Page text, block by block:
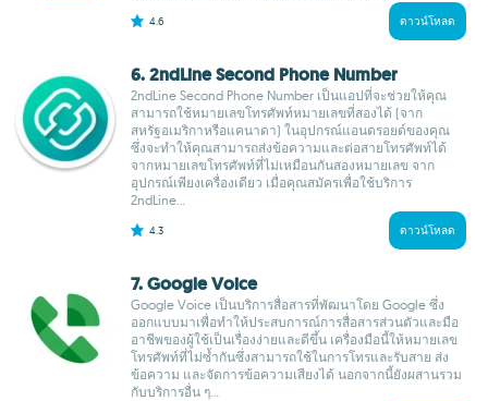
4.6 ดาวน์โหลด
6. 2ndLine Second Phone Number
2ndLine Second Phone Number เป็นแอปที่จะช่วยให้คุณ
สามารถใช้หมายเลขโทรศัพท์หมายเลขที่สองได้ (จาก
สหรัฐอเมริกาหรือแคนาดา) ในอุปกรณ์แอนดรอยด์ของคุณ
ซึ่งจะทำให้คุณสามารถส่งข้อความและต่อสายโทรศัพท์ได้
จากหมายเลขโทรศัพท์ที่ไม่เหมือนกันสองหมายเลข จาก
อุปกรณ์เพียงเครื่องเดียว เมื่อคุณสมัครเพื่อใช้บริการ
2ndLine...
4.3 ดาวน์โหลด
7. Google Voice
Google Voice เป็นบริการสื่อสารที่พัฒนาโดย Google ซึ่ง
ออกแบบมาเพื่อทำให้ประสบการณ์การสื่อสารส่วนตัวและมือ
อาชีพของผู้ใช้เป็นเรื่องง่ายและดีขึ้น เครื่องมือนี้ให้หมายเลข
โทรศัพท์ที่ไม่ซ้ำกันซึ่งสามารถใช้ในการโทรและรับสาย ส่ง
ข้อความ และจัดการข้อความเสียงได้ นอกจากนี้ยังผสานรวม
กับบริการอื่น ๆ...